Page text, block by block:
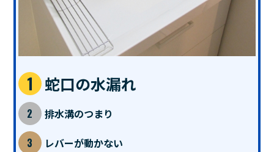
蛇口の水漏れ
排水溝のつまり
レバーが動かない